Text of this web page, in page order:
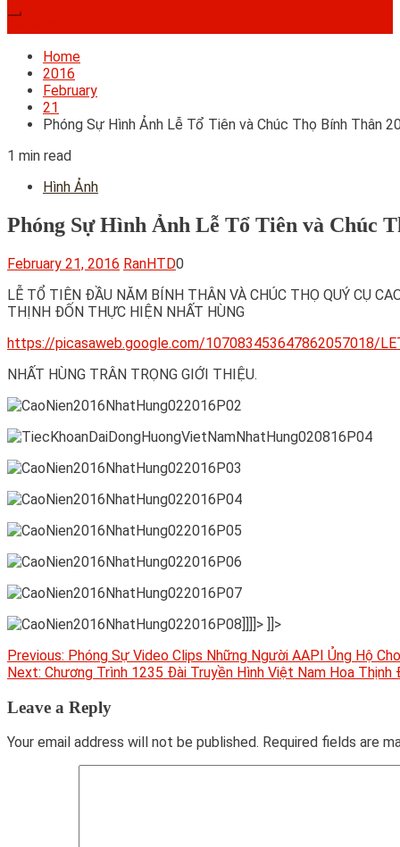
Home
2016
February
21
Phóng Sự Hình Ảnh Lễ Tổ Tiên và Chúc Thọ Bính Thân
1 min read
Hình Ảnh
Phóng Sự Hình Ảnh Lễ Tổ Tiên và Chúc
February 21, 2016 RanHTD0
LỄ TỔ TIÊN ĐẦU NĂM BÍNH THÂN VÀ CHÚC THỌ QUÝ CỤ
THỊNH ĐỐN THỰC HIỆN NHẤT HÙNG
https://picasaweb.google.com/107083453647862057018/
NHẤT HÙNG TRÂN TRỌNG GIỚI THIỆU.
]]]]> ]]>
Post
navigation
Previous: Phóng Sự Video Clips Những Người AAPI Ủng Hộ
Next: Chương Trình 1235 Đài Truyền Hình Việt Nam Hoa
Leave a Reply
Your email address will not be published. Required fields are